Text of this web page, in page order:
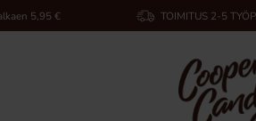
5,95 € TOIMITUS 2-5